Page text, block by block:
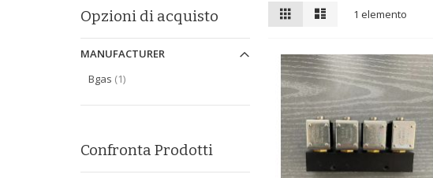
Mostra
come
Griglia 1 elemento
Opzioni di acquisto
MANUFACTURER
Bgas 1oggetto
Confronta Prodotti